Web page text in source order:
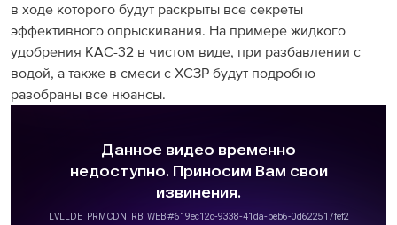
в ходе которого будут раскрыты все секреты
эффективного опрыскивания. На примере жидкого
удобрения КАС-32 в чистом виде, при разбавлении с
водой, а также в смеси с ХСЗР будут подробно
разобраны все нюансы.